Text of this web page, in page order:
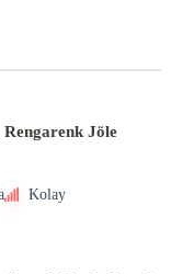
Rengarenk Jöle
Kolay